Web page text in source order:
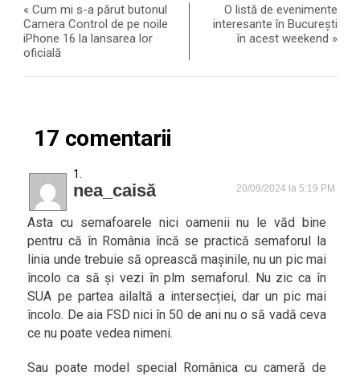
«Cum mi s-a părut butonul
Camera Control de pe noile
iPhone 16 la lansarea lor
oficială
O listă de evenimente
interesante în București
în acest weekend »
17 comentarii
nea_caisă 20/09/2024 la 5:19 PM
Asta cu semafoarele nici oamenii nu le văd bine
pentru că în România încă se practică semaforul la
linia unde trebuie să oprească mașinile, nu un pic mai
încolo ca să și vezi în plm semaforul. Nu zic ca în
SUA pe partea ailaltă a intersecției, dar un pic mai
încolo. De aia FSD nici în 50 de ani nu o să vadă ceva
ce nu poate vedea nimeni.
Sau poate model special Românica cu cameră de